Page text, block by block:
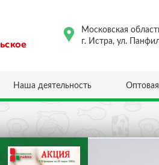
Московская
г. Истра, ул.
Наша деятельность